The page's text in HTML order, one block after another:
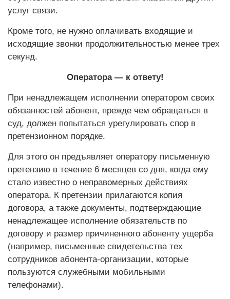
услуг связи.
Кроме того, не нужно оплачивать входящие и
исходящие звонки продолжительностью менее трех
секунд.
Оператора — к ответу!
При ненадлежащем исполнении оператором своих
обязанностей абонент, прежде чем обращаться в
суд, должен попытаться урегулировать спор в
претензионном порядке.
Для этого он предъявляет оператору письменную
претензию в течение 6 месяцев со дня, когда ему
стало известно о неправомерных действиях
оператора. К претензии прилагаются копия
договора, а также документы, подтверждающие
ненадлежащее исполнение обязательств по
договору и размер причиненного абоненту ущерба
(например, письменные свидетельства тех
сотрудников абонента-организации, которые
пользуются служебными мобильными
телефонами).